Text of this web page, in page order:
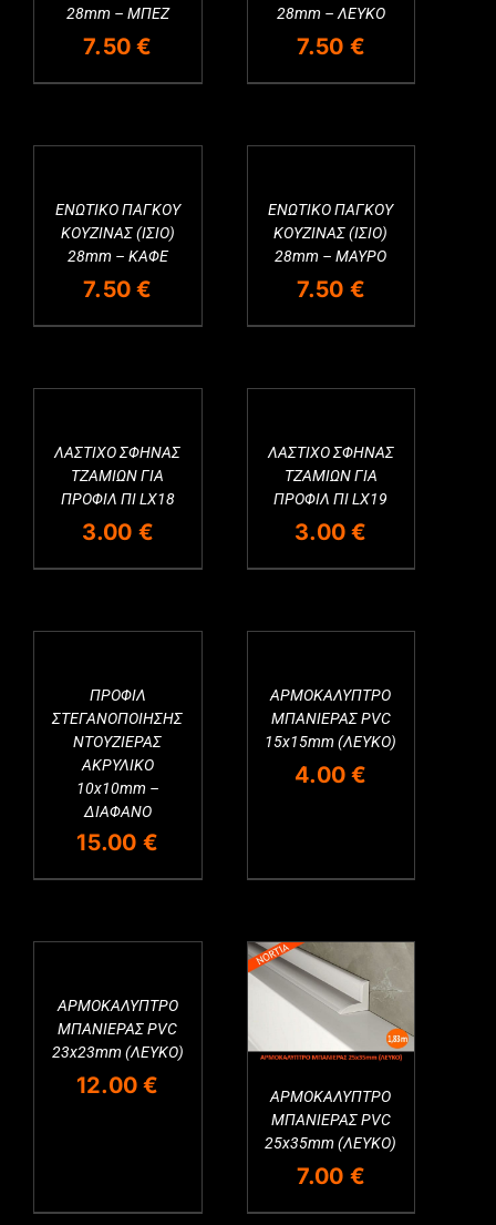
28mm – ΜΠΕΖ
7.50€
28mm – ΛΕΥΚΟ
7.50 €
ΕΝΩΤΙΚΟ ΠΑΓΚΟΥ
ΚΟΥΖΙΝΑΣ (ΙΣΙΟ)
28mm – ΚΑΦΕ
7.50€
Εξαντλημένο
ΕΝΩΤΙΚΟ ΠΑΓΚΟΥ
ΚΟΥΖΙΝΑΣ (ΙΣΙΟ)
28mm – ΜΑΥΡΟ
7.50 €
Εξαντλημένο
ΛΑΣΤΙΧΟ ΣΦΗΝΑΣ
ΤΖΑΜΙΩΝ ΓΙΑ
ΠΡΟΦΙΛ ΠΙ LX18
3.00 €
ΛΑΣΤΙΧΟ ΣΦΗΝΑΣ
ΤΖΑΜΙΩΝ ΓΙΑ
ΠΡΟΦΙΛ ΠΙ LX19
3.00€
ΠΡΟΦΙΛ
ΣΤΕΓΑΝΟΠΟΙΗΣΗΣ
ΝΤΟΥΖΙΕΡΑΣ
ΑΚΡΥΛΙΚΟ
10x10mm –
ΔΙΑΦΑΝΟ
15.00 €
ΑΡΜΟΚΑΛΥΠΤΡΟ
ΜΠΑΝΙΕΡΑΣ PVC
15x15mm (ΛΕΥΚΟ)
4.00€
ΑΡΜΟΚΑΛΥΠΤΡΟ
ΜΠΑΝΙΕΡΑΣ PVC
23x23mm (ΛΕΥΚΟ)
12.00€
ΑΡΜΟΚΑΛΥΠΤΡΟ
ΜΠΑΝΙΕΡΑΣ PVC
25x35mm (ΛΕΥΚΟ)
7.00 €